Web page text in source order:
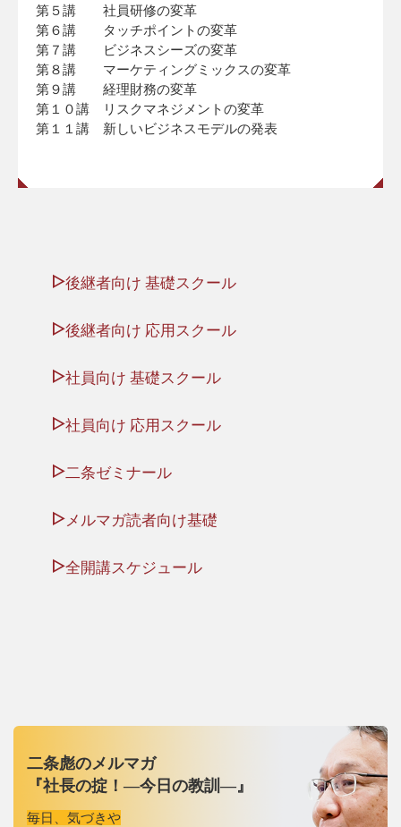
第５講 社員研修の変革
第６講 タッチポイントの変革
第７講 ビジネスシーズの変革
第８講 マーケティングミックスの変革
第９講 経理財務の変革
第１０講 リスクマネジメントの変革
第１１講 新しいビジネスモデルの発表
後継者向け 基礎スクール
後継者向け 応用スクール
社員向け 基礎スクール
社員向け 応用スクール
二条ゼミナール
メルマガ読者向け基礎
全開講スケジュール
二条彪のメルマガ
『社長の掟！―今日の教訓―』
毎日、気づきや